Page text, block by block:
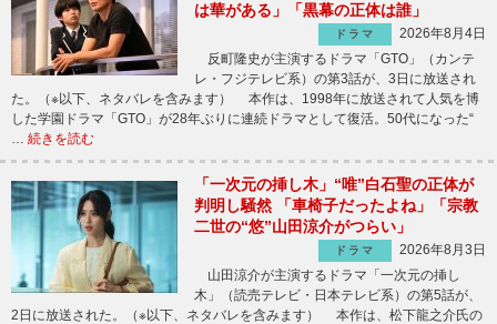
は華がある」「黒幕の正体は誰」
ドラマ
2026年8月4日
反町隆史が主演するドラマ「GTO」（カンテ
レ・フジテレビ系）の第3話が、3日に放送され
た。（※以下、ネタバレを含みます） 本作は、1998年に放送されて人気を博
した学園ドラマ「GTO」が28年ぶりに連続ドラマとして復活。50代になった“
… 続きを読む
「一次元の挿し木」“唯”白石聖の正体が
判明し騒然 「車椅子だったよね」「宗教
二世の“悠”山田涼介がつらい」
ドラマ
2026年8月3日
山田涼介が主演するドラマ「一次元の挿し
木」（読売テレビ・日本テレビ系）の第5話が、
2日に放送された。（※以下、ネタバレを含みます） 本作は、松下龍之介氏の